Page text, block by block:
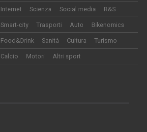
Internet Scienza Social media R&S
Smart-city Trasporti Auto Bikenomics
Food&Drink Sanità Cultura Turismo
Calcio Motori Altri sport